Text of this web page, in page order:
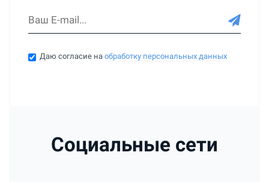
Даю согласие наобработку персональных данных
Социальные сети